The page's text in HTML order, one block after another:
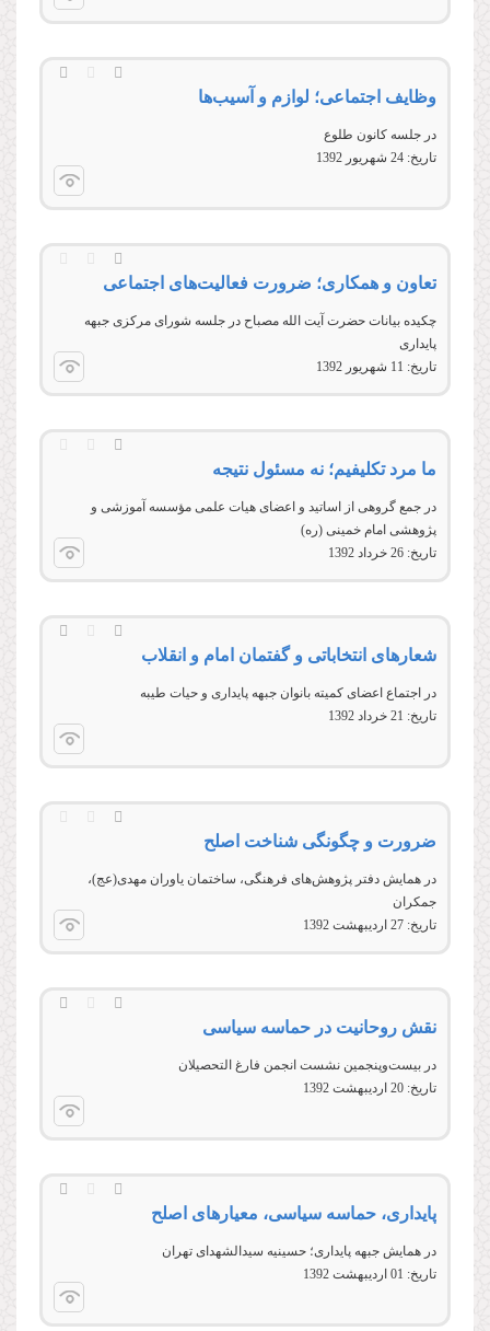
وظایف اجتماعی؛ لوازم و آسیب‌ها
در جلسه کانون طلوع
تاریخ: 24 شهريور 1392
تعاون و همکاری؛ ضرورت فعالیت‌های اجتماعی
چکيده بيانات حضرت آيت الله مصباح در جلسه شورای مرکزی جبهه
پايداری
تاریخ: 11 شهريور 1392
ما مرد تکلیفیم؛ نه مسئول نتیجه
در جمع گروهی از اساتيد و اعضای هيات علمی مؤسسه آموزشی و
پژوهشی امام خمينی (ره)
تاریخ: 26 خرداد 1392
شعارهای انتخاباتی و گفتمان امام و انقلاب
در اجتماع اعضای كميته بانوان جبهه پايداری و حيات طيبه
تاریخ: 21 خرداد 1392
ضرورت و چگونگی شناخت اصلح
در همايش دفتر پژوهش‌های فرهنگی،‌ ساختمان ياوران مهدی(عج)،
جمکران
تاریخ: 27 ارديبهشت 1392
نقش روحانيت در حماسه سياسی
در بیست‌وپنجمین نشست انجمن فارغ‌ التحصیلان
تاریخ: 20 ارديبهشت 1392
پایداری، حماسه سیاسی، معیارهای اصلح
در همايش جبهه پايداری؛ حسينيه سيدالشهدای تهران
تاریخ: 01 ارديبهشت 1392